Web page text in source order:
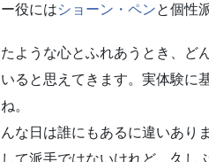
役にはショーン・ペンと個性
ような心とふれあうとき、ど
ると思えてきます。実体験に
。
な日は誰にもあるに違いあり